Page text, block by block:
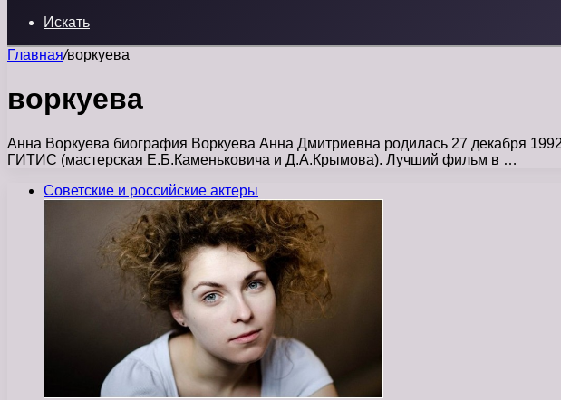
Искать
Главная/воркуева
воркуева
Анна Воркуева биография Воркуева Анна Дмитриевна родилась 27 декабря
ГИТИС (мастерская Е.Б.Каменьковича и Д.А.Крымова). Лучший фильм в …
Советские и российские актеры